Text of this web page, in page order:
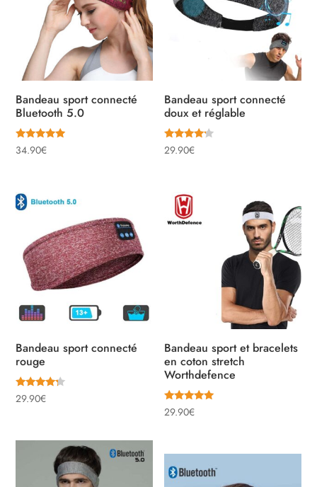
Bandeau sport connecté
Bluetooth 5.0
Note
5.00
34.90€
Bandeau sport connecté
doux et réglable
Note
4.00
29.90€
Bandeau sport connecté
rouge
Note
4.00
29.90€
Bandeau sport et bracelets
en coton stretch
Worthdefence
Note
5.00
29.90€